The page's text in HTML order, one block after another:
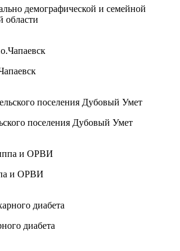
демографической и семейной
области
поселения Дубовый Умет
и ОРВИ
диабета